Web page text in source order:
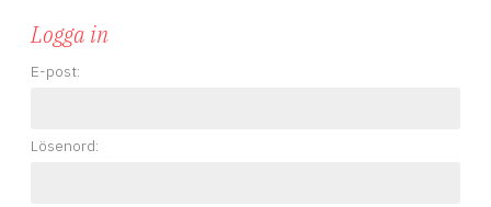
Logga in
E-post:
Lösenord: